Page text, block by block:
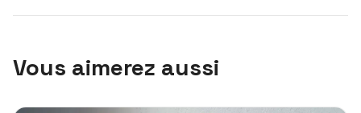
Vous aimerez aussi